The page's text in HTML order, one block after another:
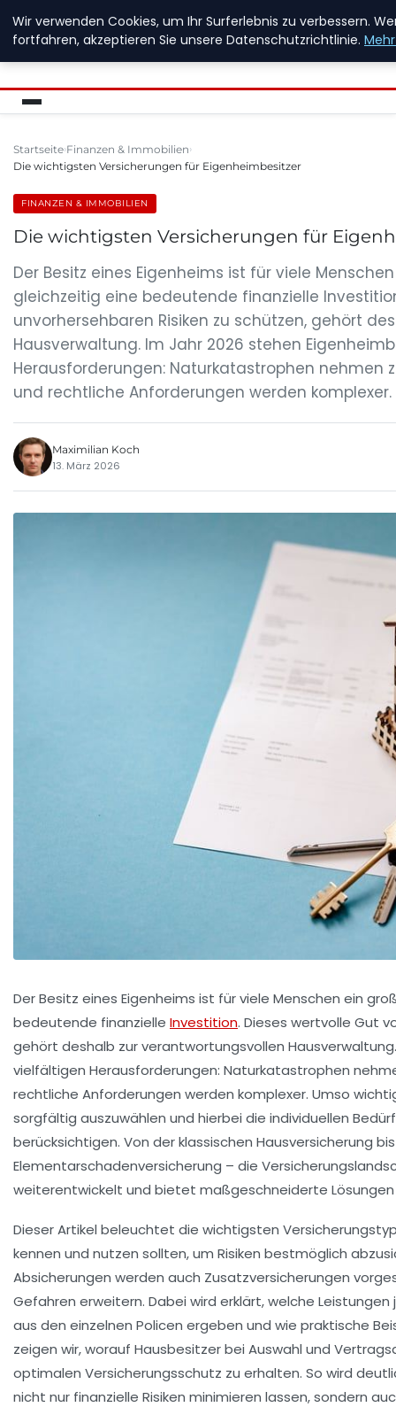
NEW ENERGY JOBS
Startseite Finanzen & Immobilien
Die wichtigsten Versicherungen für Eigenheimbesitzer
FINANZEN & IMMOBILIEN
Die wichtigsten Versicherungen für
Der Besitz eines Eigenheims ist für viele
gleichzeitig eine bedeutende finanzielle
unvorhersehbaren Risiken zu schützen, gehört
Hausverwaltung. Im Jahr 2026 stehen
Herausforderungen: Naturkatastrophen nehmen
und rechtliche Anforderungen werden
Maximilian Koch
13. März 2026
Der Besitz eines Eigenheims ist für viele Menschen ein
bedeutende finanzielle Investition. Dieses wertvolle Gut
gehört deshalb zur verantwortungsvollen
vielfältigen Herausforderungen: Naturkatastrophen
rechtliche Anforderungen werden komplexer. Umso
sorgfältig auszuwählen und hierbei die individuellen
berücksichtigen. Von der klassischen Hausversicherung
Elementarschadenversicherung – die
weiterentwickelt und bietet maßgeschneiderte
Dieser Artikel beleuchtet die wichtigsten
kennen und nutzen sollten, um Risiken bestmöglich
Absicherungen werden auch Zusatzversicherungen
Gefahren erweitern. Dabei wird erklärt, welche
aus den einzelnen Policen ergeben und wie praktische
zeigen wir, worauf Hausbesitzer bei Auswahl und
optimalen Versicherungsschutz zu erhalten. So wird
nicht nur finanzielle Risiken minimieren lassen, sondern
Wir verwenden Cookies, um Ihr Surferlebnis zu verbessern.
fortfahren, akzeptieren Sie unsere Datenschutzrichtlinie.